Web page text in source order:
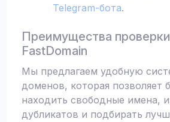
Telegram-бота.
Преимущества
FastDomain
Мы предлагаем удобную
доменов, которая позволяет
находить свободные имена,
дубликатов и подбирать